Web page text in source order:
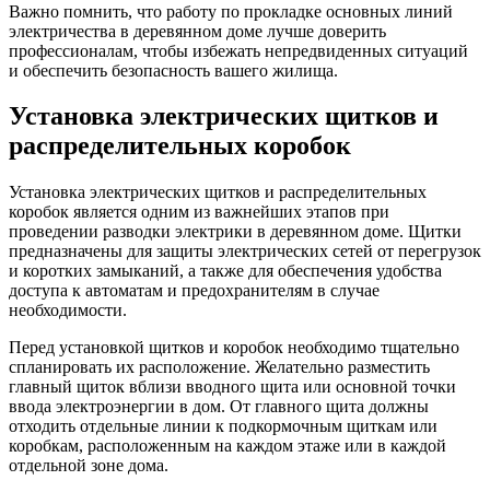
Важно помнить, что работу по прокладке основных линий
электричества в деревянном доме лучше доверить
профессионалам, чтобы избежать непредвиденных ситуаций
и обеспечить безопасность вашего жилища.
Установка электрических щитков и
распределительных коробок
Установка электрических щитков и распределительных
коробок является одним из важнейших этапов при
проведении разводки электрики в деревянном доме. Щитки
предназначены для защиты электрических сетей от перегрузок
и коротких замыканий, а также для обеспечения удобства
доступа к автоматам и предохранителям в случае
необходимости.
Перед установкой щитков и коробок необходимо тщательно
спланировать их расположение. Желательно разместить
главный щиток вблизи вводного щита или основной точки
ввода электроэнергии в дом. От главного щита должны
отходить отдельные линии к подкормочным щиткам или
коробкам, расположенным на каждом этаже или в каждой
отдельной зоне дома.